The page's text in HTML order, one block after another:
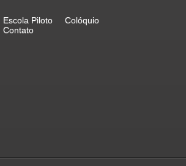
Escola Piloto
Colóquio
Contato